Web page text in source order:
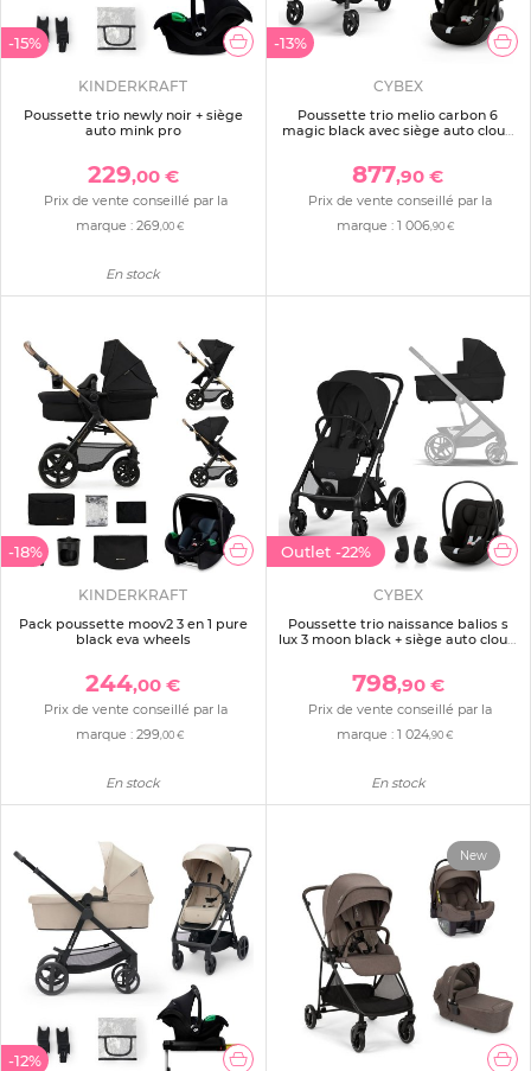
-15%
KINDERKRAFT
Poussette trio newly noir + siège
auto mink pro
229,00 €
Prix de vente conseillé par la
marque :269,00 €
En stock
-13%
CYBEX
Poussette trio melio carbon 6
magic black avec siège auto cloud
877,90 €
Prix de vente conseillé par la
marque : 1 006,90 €
-18%
KINDERKRAFT
Pack poussette moov2 3 en 1 pure
black eva wheels
244,00 €
Prix de vente conseillé par la
marque :299,00 €
En stock
Outlet -22%
CYBEX
Poussette trio naissance balios s
lux 3 moon black + siège auto cloud
798,90 €
Prix de vente conseillé par la
marque :1 024,90 €
En stock
-12%
New